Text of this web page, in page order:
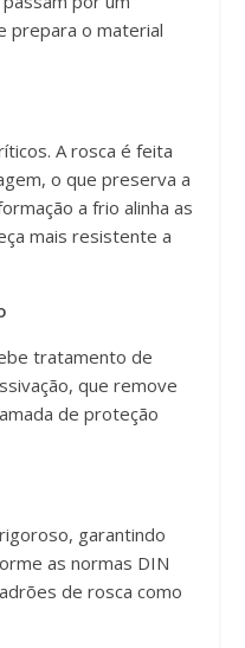
prepara o material
A rosca é feita
o que preserva a
a frio alinha as
mais resistente a
tratamento de
que remove
de proteção
garantindo
as normas DIN
de rosca como